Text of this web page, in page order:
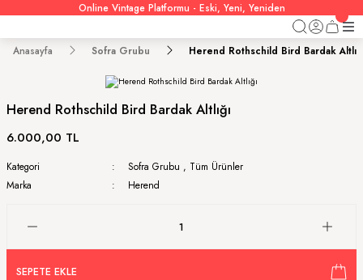
Online Vintage Platformu - Eski, Yeni, Yeniden
Anasayfa Sofra Grubu Herend Rothschild Bird Bardak
Herend Rothschild Bird Bardak Altlığı
6.000,00 TL
Kategori Sofra Grubu , Tüm Ürünler
Marka
Herend
SEPETE EKLE